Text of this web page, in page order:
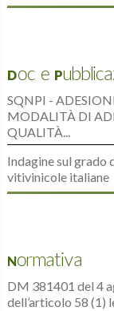
Doc e
SQNPI -
MODALITÀ DI
QUALITÀ...
Indagine sul grado
vitivinicole italiane
Normativa
DM 381401 del 4
dell’articolo 58 (1)